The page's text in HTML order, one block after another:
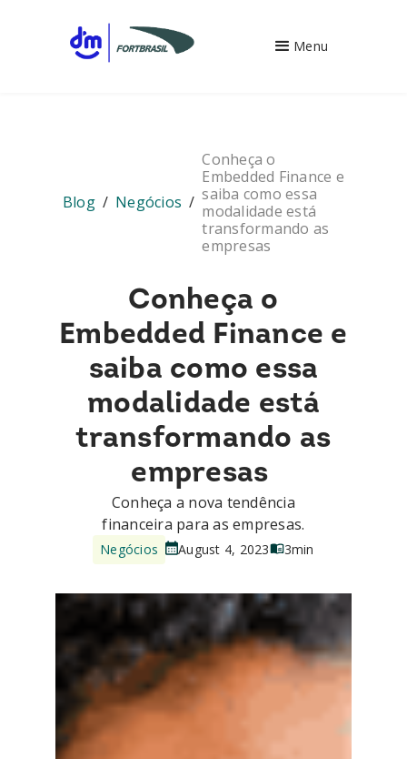
Menu
Blog / Negócios /
Conheça o
Embedded Finance e
saiba como essa
modalidade está
transformando as
empresas
Conheça o
Embedded Finance e
saiba como essa
modalidade está
transformando as
empresas
Conheça a nova tendência
financeira para as empresas.
Negócios August 4, 2023 3min